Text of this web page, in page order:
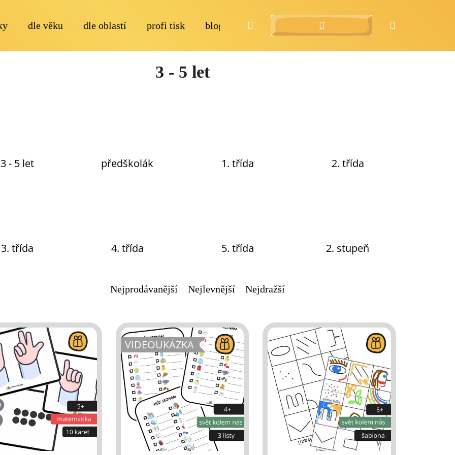
dle věku dle oblastí profi tisk blog o násHledat Přihlášení
3 - 5 let
3 - 5 let předškolák 1. třída 2. třída
3. třída 4. třída 5. třída 2. stupeň
Nejprodávanější Nejlevnější Nejdražší
VIDEOUKÁZKA